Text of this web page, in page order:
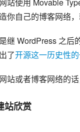
你自己的博客网络
继 WordPress 之
了开源这一历史性
站或者博客网络的
站欣赏